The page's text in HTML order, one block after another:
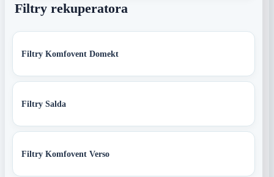
Filtry rekuperatora
Filtry Komfovent Domekt
Filtry Salda
Filtry Komfovent Verso